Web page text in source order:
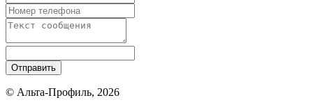
Отправить
© Альта-Профиль, 2026